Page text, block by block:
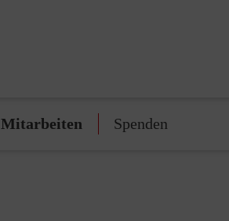
Mitarbeiten Spenden